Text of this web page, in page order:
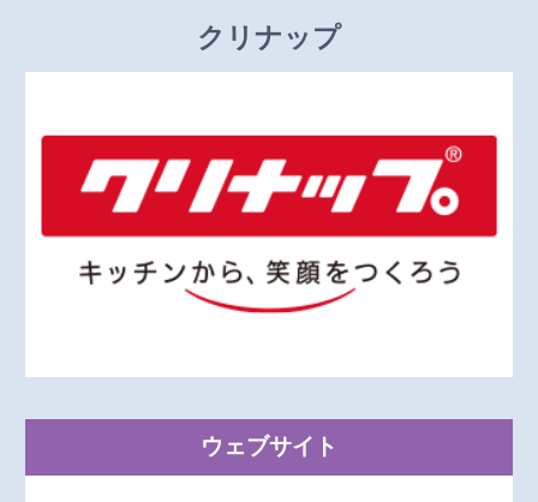
クリナップ
ウェブサイト